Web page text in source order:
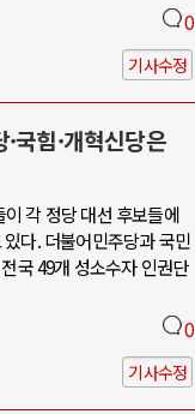
0
기사수정
국힘·개혁신당은
각 정당 대선 후보들에
다. 더불어민주당과 국민
국 49개 성소수자 인권단
0
기사수정